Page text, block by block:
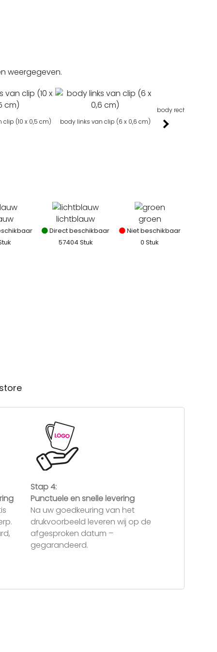
weergegeven.
(10 x 0,5 cm) body links van clip (6 x 0,6 cm)
body rechts van clip
lichtblauw
Direct beschikbaar
57404 Stuk
groen
Niet beschikbaar
0 Stuk
Stap 4:
Punctuele en snelle levering
Na uw goedkeuring van het
drukvoorbeeld leveren wij op de
afgesproken datum –
gegarandeerd.